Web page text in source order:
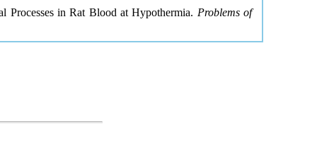
in Rat Blood at Hypothermia. Problems of